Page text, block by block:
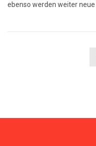
ebenso werden weiter